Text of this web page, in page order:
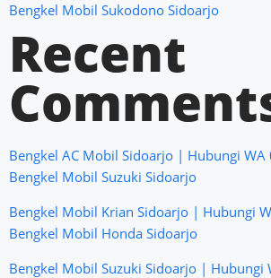
Bengkel Mobil Sukodono Sidoarjo
Recent
Bengkel AC Mobil Sidoarjo | Hubungi
Bengkel Mobil Suzuki Sidoarjo
Bengkel Mobil Krian Sidoarjo | Hubungi
Bengkel Mobil Honda Sidoarjo
Bengkel Mobil Suzuki Sidoarjo | Hubungi